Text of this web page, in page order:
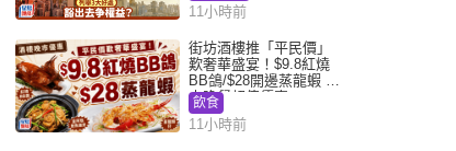
11小時前
街坊酒樓推「平民價」
歎奢華盛宴！$9.8紅燒
BB鴿/$28開邊蒸龍蝦 3
大晚餐超值優惠
飲食
11小時前